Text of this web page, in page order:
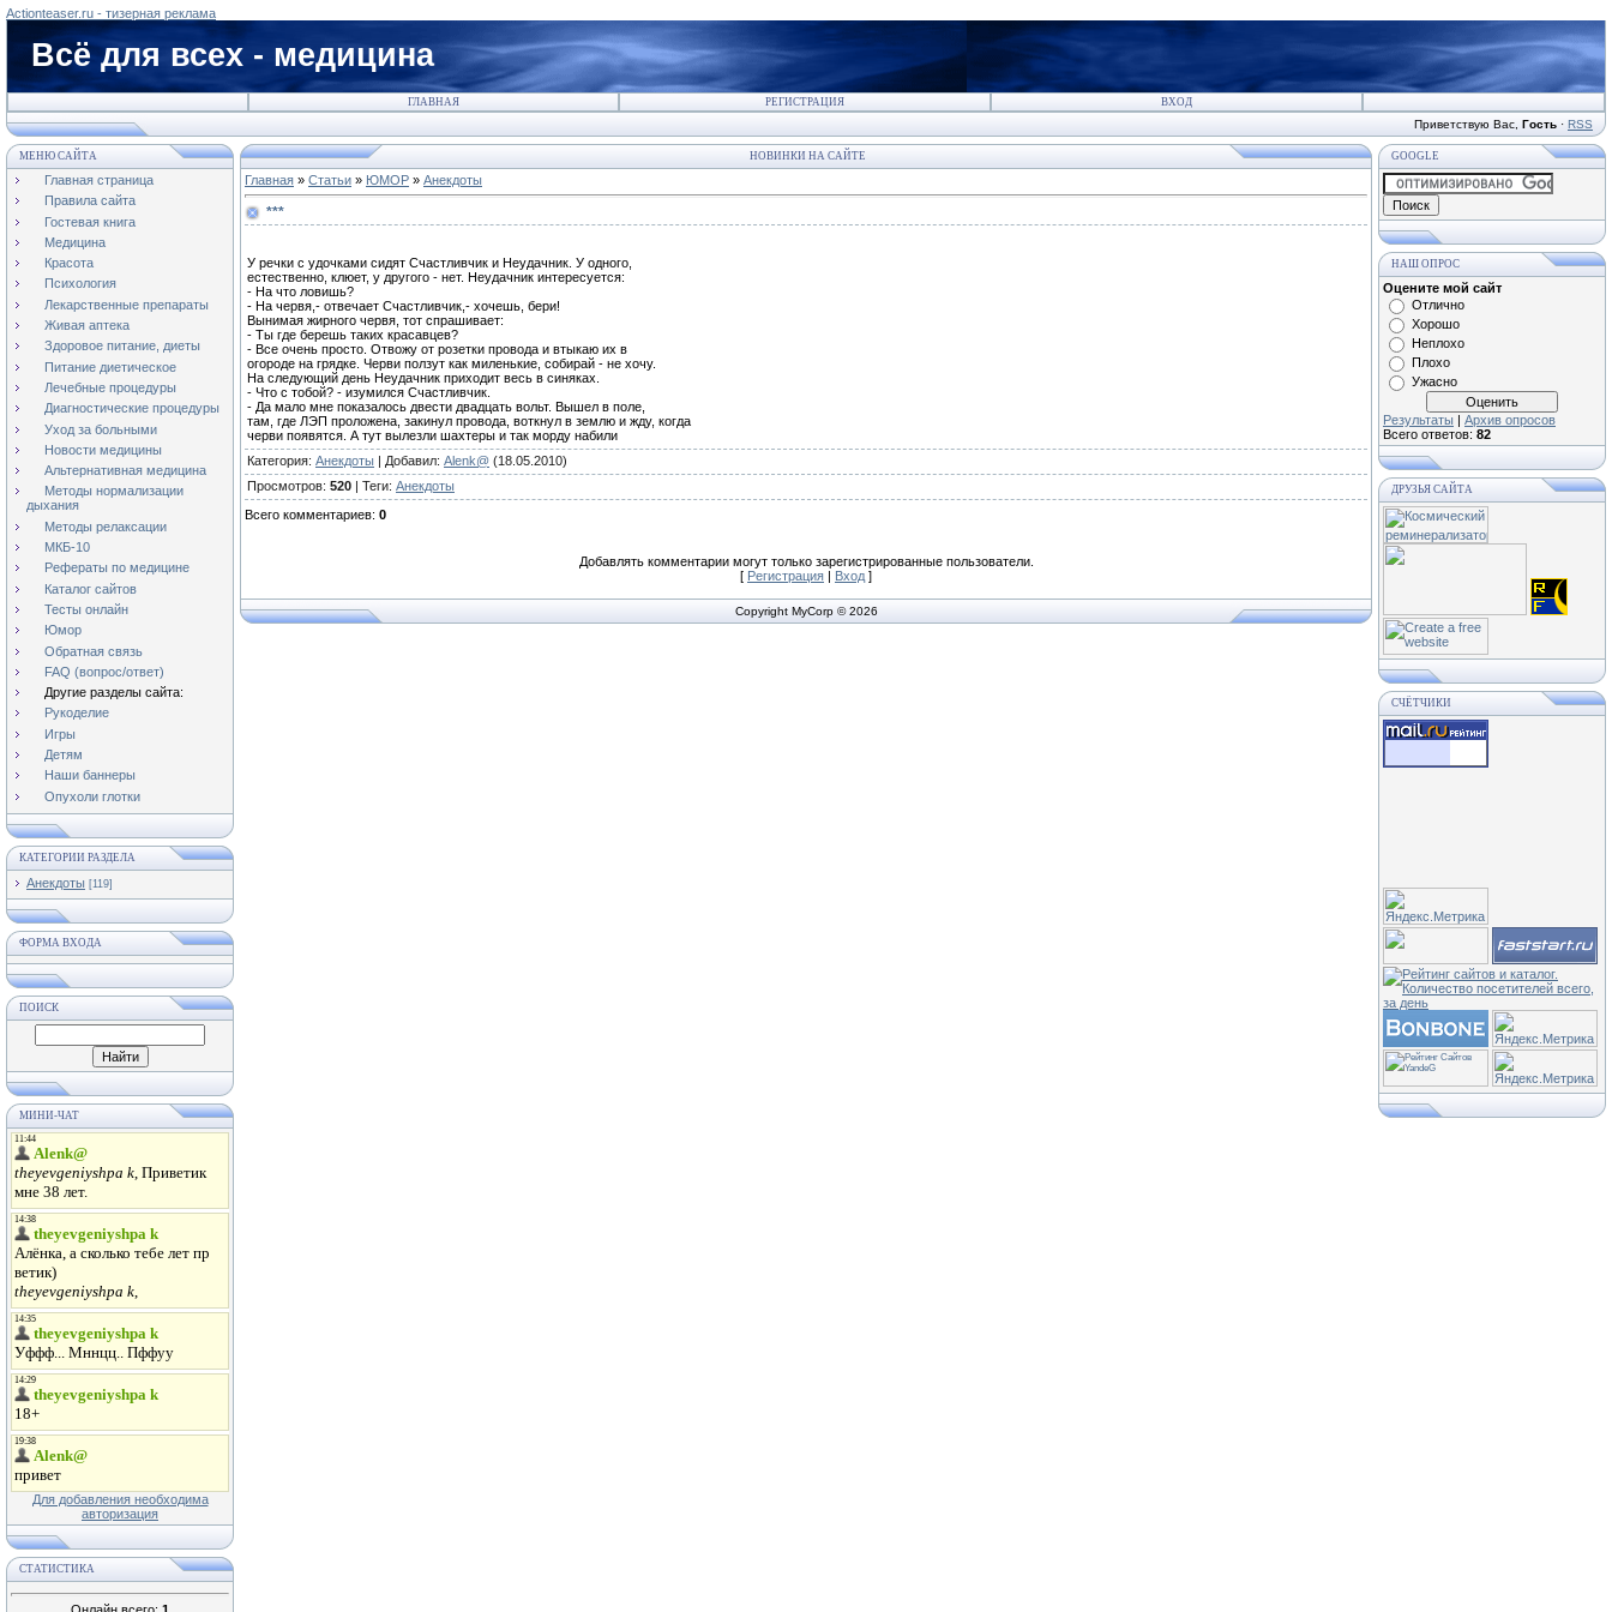
Actionteaser.ru - тизерная реклама
Всё для всех - медицина
ГЛАВНАЯ РЕГИСТРАЦИЯ ВХОД
Приветствую Вас Гость · RSS
МЕНЮ САЙТА
Главная страница
Правила сайта
Гостевая книга
Медицина
Красота
Психология
Лекарственные препараты
Живая аптека
Здоровое питание, диеты
Питание диетическое
Лечебные процедуры
Диагностические процедуры
Уход за больными
Новости медицины
Альтернативная медицина
Методы нормализации
дыхания
Методы релаксации
МКБ-10
Рефераты по медицине
Каталог сайтов
Тесты онлайн
Юмор
Обратная связь
FAQ (вопрос/ответ)
Другие разделы сайта:
Рукоделие
Игры
Детям
Наши баннеры
Опухоли глотки
КАТЕГОРИИ РАЗДЕЛА
Анекдоты [119]
ФОРМА ВХОДА
ПОИСК
МИНИ-ЧАТ
Для добавления необходима
авторизация
СТАТИСТИКА
НОВИНКИ НА САЙТЕ
Главная » Статьи » ЮМОР » Анекдоты
***
У речки с удочками сидят Счастливчик и Неудачник. У одного,
естественно, клюет, у другого - нет. Неудачник интересуется:
- На что ловишь?
- На червя,- отвечает Счастливчик,- хочешь, бери!
Вынимая жирного червя, тот спрашивает:
- Ты где берешь таких красавцев?
- Все очень просто. Отвожу от розетки провода и втыкаю их в
огороде на грядке. Черви ползут как миленькие, собирай - не хочу.
На следующий день Неудачник приходит весь в синяках.
- Что с тобой? - изумился Счастливчик.
- Да мало мне показалось двести двадцать вольт. Вышел в поле,
там, где ЛЭП проложена, закинул провода, воткнул в землю и жду, когда
черви появятся. А тут вылезли шахтеры и так морду набили
Категория: Анекдоты | Добавил: Alenk@ (18.05.2010)
Просмотров: 520 | Теги: Анекдоты
Всего комментариев: 0
Добавлять комментарии могут только зарегистрированные пользователи.
[ Регистрация | Вход ]
Copyright MyCorp © 2026
GOOGLE
НАШ ОПРОС
Оцените мой сайт
Отлично
Хорошо
Неплохо
Плохо
Ужасно
Результаты | Архив опросов
Всего ответов: 82
ДРУЗЬЯ САЙТА
СЧЁТЧИКИ